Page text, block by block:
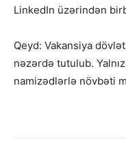
LinkedIn üzərindən
Qeyd: Vakansiya
nəzərdə tutulub.
namizədlərlə növbəti